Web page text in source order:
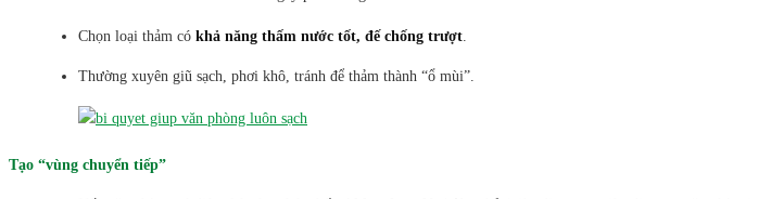
Chọn loại thảm có khả năng thấm nước tốt, đế chống trượt.
Thường xuyên giũ sạch, phơi khô, tránh để thảm thành “ổ mùi”.
Tạo “vùng chuyển tiếp”